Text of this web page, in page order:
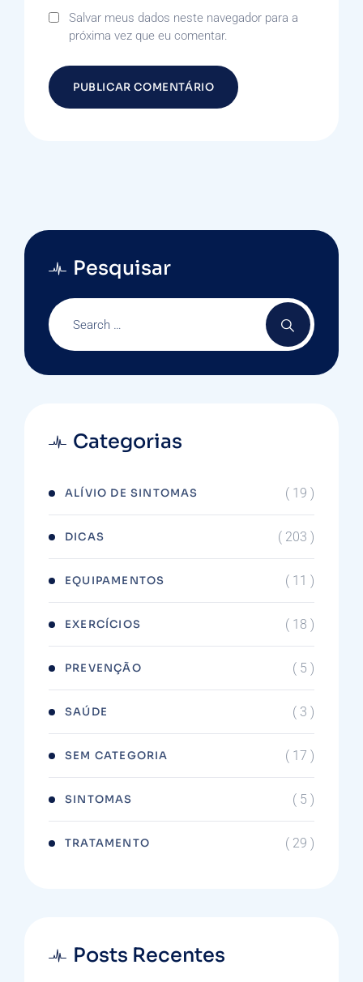
Salvar meus dados neste navegador para a
próxima vez que eu comentar.
Pesquisar
Categorias
ALÍVIO DE SINTOMAS ( 19 )
DICAS ( 203 )
EQUIPAMENTOS ( 11 )
EXERCÍCIOS ( 18 )
PREVENÇÃO ( 5 )
SAÚDE ( 3 )
SEM CATEGORIA ( 17 )
SINTOMAS ( 5 )
TRATAMENTO ( 29 )
Posts Recentes